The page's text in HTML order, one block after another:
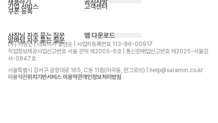
기업 서비스
쿠폰 등록
고객센터
사장님 자주 묻는 질문
알바님 자주 묻는 질문
앱 다운로드
(주) 사람인 | 대표이사 황현순 | 사업자등록번호 113-86-00917
직업정보제공사업신고번호 서울 관악 제2005-6호 | 통신판매업신고번호 제2025-서울강
서-0847호
서울특별시 강서구 공항대로 165, C동 11층(마곡동, 원그로브) | help@saramin.co.kr
이용약관위치기반서비스 이용약관개인정보처리방침